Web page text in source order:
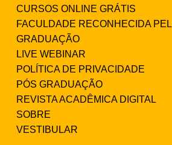
CURSOS ONLINE GRÁTIS
FACULDADE RECONHECIDA
GRADUAÇÃO
LIVE WEBINAR
POLÍTICA DE PRIVACIDADE
PÓS GRADUAÇÃO
REVISTA ACADÊMICA DIGITAL
SOBRE
VESTIBULAR